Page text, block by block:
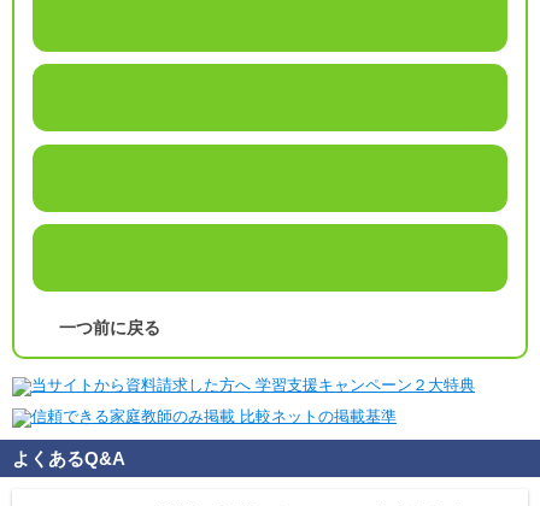
一つ前に戻る
よくあるQ&A